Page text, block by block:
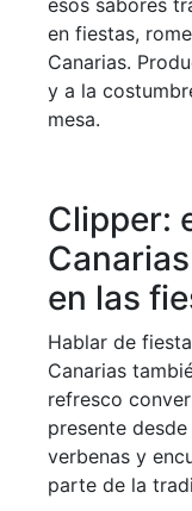
en fiestas,
Canarias.
y a la
mesa.
Clipper:
en las
Hablar de
Canarias
refresco
presente
verbenas y
parte de la